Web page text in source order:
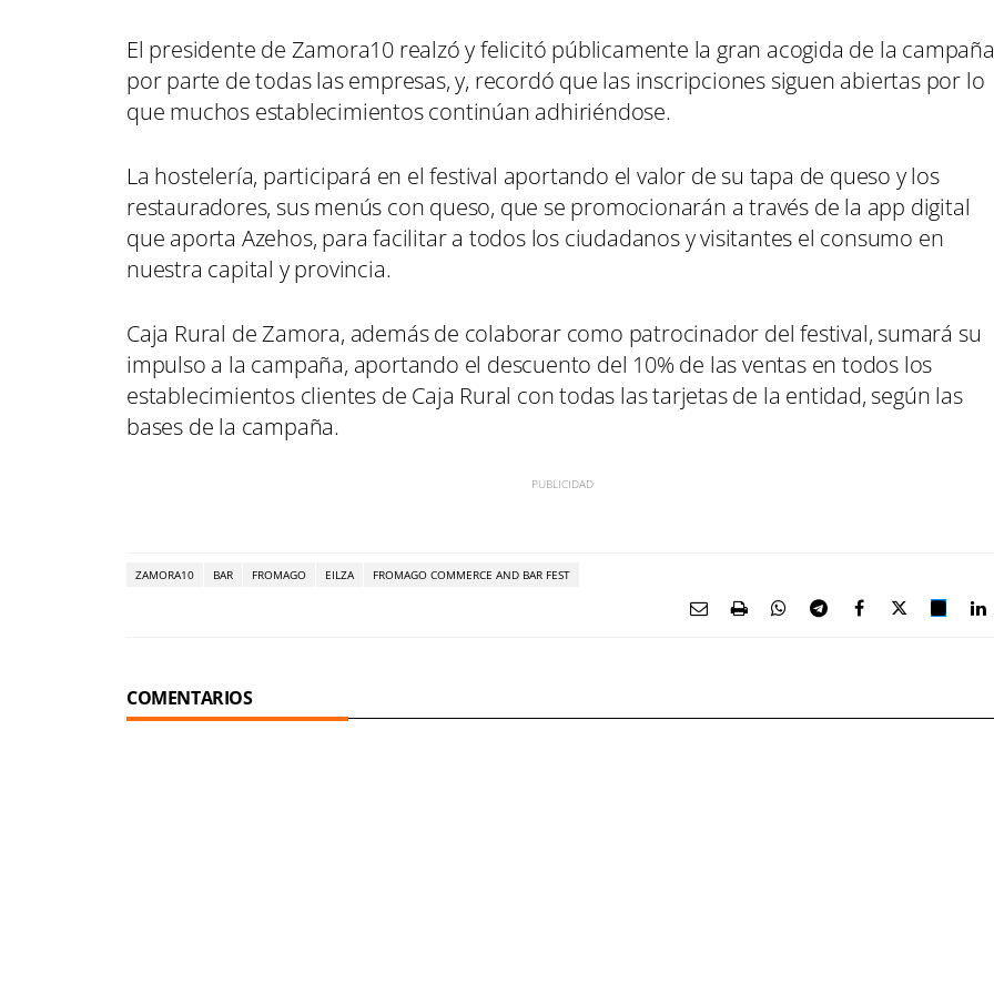
El presidente de Zamora10 realzó y felicitó públicamente la gran acogida de la campaña
por parte de todas las empresas, y, recordó que las inscripciones siguen abiertas por lo
que muchos establecimientos continúan adhiriéndose.
La hostelería, participará en el festival aportando el valor de su tapa de queso y los
restauradores, sus menús con queso, que se promocionarán a través de la app digital
que aporta Azehos, para facilitar a todos los ciudadanos y visitantes el consumo en
nuestra capital y provincia.
Caja Rural de Zamora, además de colaborar como patrocinador del festival, sumará su
impulso a la campaña, aportando el descuento del 10% de las ventas en todos los
establecimientos clientes de Caja Rural con todas las tarjetas de la entidad, según las
bases de la campaña.
ZAMORA10 BAR FROMAGO EILZA FROMAGO COMMERCE AND BAR FEST
COMENTARIOS